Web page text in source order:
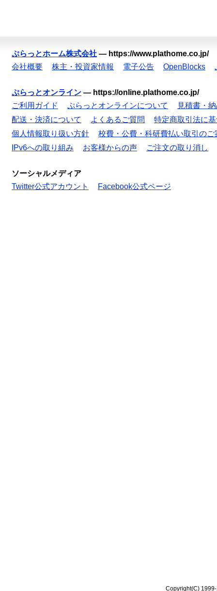
ぷらっとホーム株式会社 — https://www.plathome.co.jp/
会社概要
株主・投資家情報 電子公告 OpenBlocks
ぷらっとオンライン — https://online.plathome.co.jp/
ご利用ガイド
ぷらっとオンラインについて
見積書・
配送・決済について
よくあるご質問
特定商取引法に
個人情報取り扱い方針
校費・公費・科研費払い取引のご
IPv6への取り組み
お客様からの声 ご注文の取り消し
ソーシャルメディア
Twitter公式アカウント
Facebook公式ページ
Copyright(C)